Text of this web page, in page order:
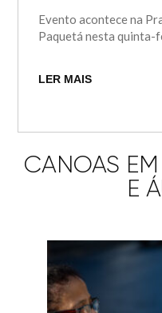
Evento acontece na
Paquetá nesta quinta-
LER MAIS
CANOAS
E